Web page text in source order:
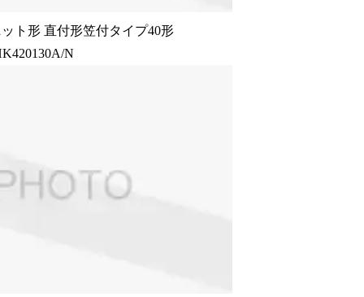
ト形 直付形笠付タイプ40形
N